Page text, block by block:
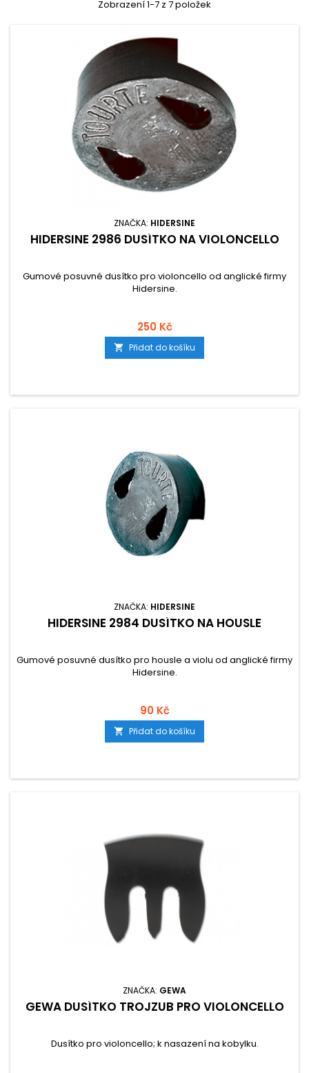
Zobrazení 1-7 z 7 položek
ZNAČKA: HIDERSINE
HIDERSINE 2986 DUSÍTKO NA VIOLONCELLO
Gumové posuvné dusítko pro violoncello od anglické firmy
Hidersine.
250 Kč
 Přidat do košíku
ZNAČKA: HIDERSINE
HIDERSINE 2984 DUSÍTKO NA HOUSLE
Gumové posuvné dusítko pro housle a violu od anglické firmy
Hidersine.
90 Kč
 Přidat do košíku
ZNAČKA: GEWA
GEWA DUSÍTKO TROJZUB PRO VIOLONCELLO
Dusítko pro violoncello; k nasazení na kobylku.